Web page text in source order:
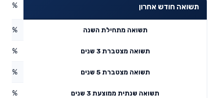
תשואה חודש אחרון
תשואה מתחילת השנה
תשואה מצטברת 3 שנים
תשואה מצטברת 5 שנים
תשואה שנתית ממוצעת 3 שנים